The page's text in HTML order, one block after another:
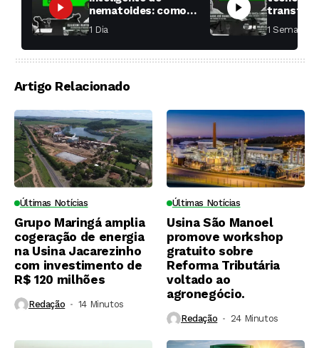
nematoides: como
aumentar a
produtividade das
soqueiras?
1 Dia ⁮
fábricas
1 Semana ⁮
Artigo Relacionado
Últimas Notícias
Grupo Maringá amplia
cogeração de energia
na Usina Jacarezinho
com investimento de
R$ 120 milhões
Redação 14 Minutos ⁮
Últimas Notícias
Usina São Manoel
promove workshop
gratuito sobre
Reforma Tributária
voltado ao
agronegócio.
Redação 24 Minutos ⁮